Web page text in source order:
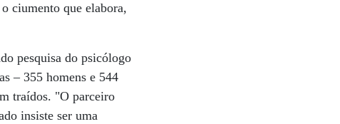
ciumento que elabora,
pesquisa do psicólogo
– 355 homens e 544
traídos. "O parceiro
insiste ser uma